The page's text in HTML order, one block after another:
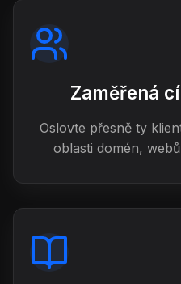
Zaměřená
Oslovte přesně ty
oblasti domén,